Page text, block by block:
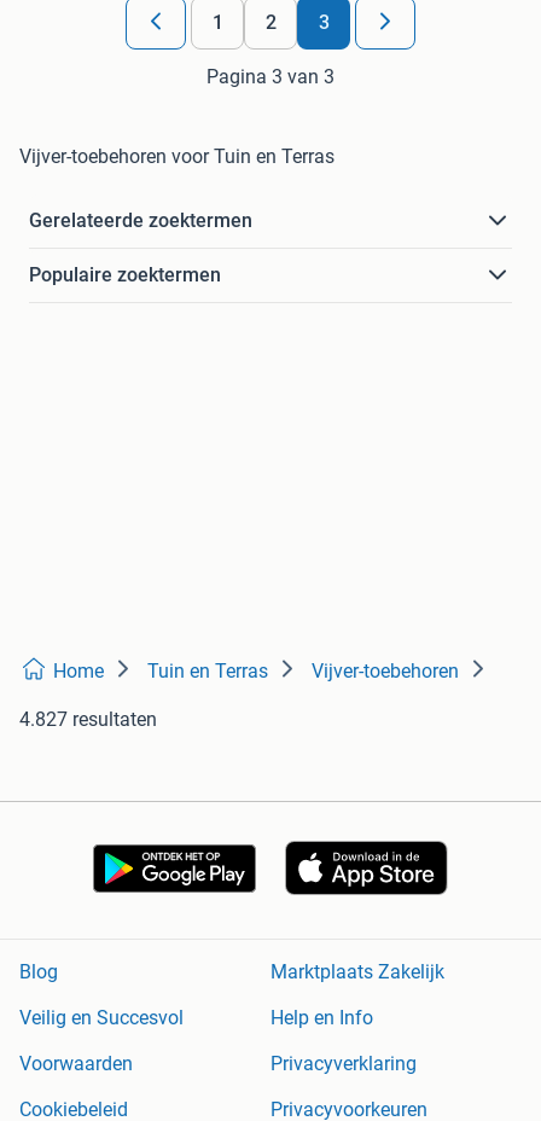
1 2 3
Pagina 3 van 3
Vijver-toebehoren voor Tuin en Terras
Gerelateerde zoektermen
Populaire zoektermen
Home Tuin en Terras Vijver-toebehoren
4.827 resultaten
Blog
Marktplaats Zakelijk
Veilig en Succesvol
Help en Info
Voorwaarden
Privacyverklaring
Cookiebeleid
Privacyvoorkeuren